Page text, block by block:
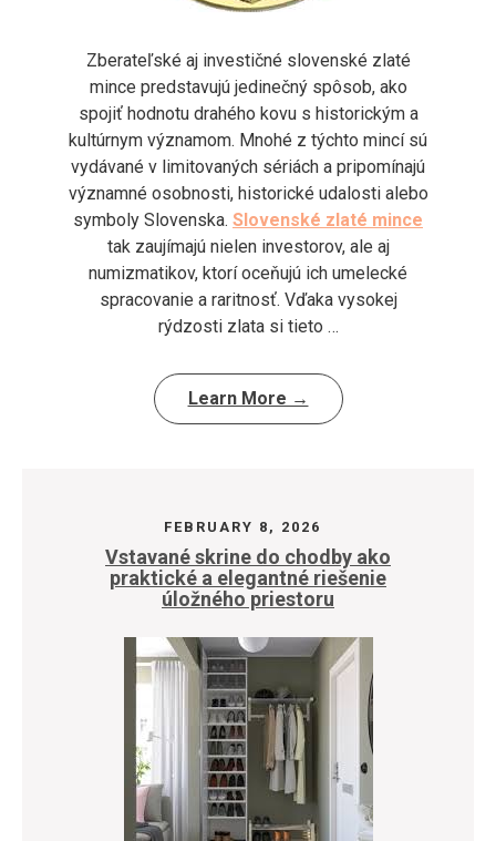
Zberateľské aj investičné slovenské zlaté
mince predstavujú jedinečný spôsob, ako
spojiť hodnotu drahého kovu s historickým a
kultúrnym významom. Mnohé z týchto mincí sú
vydávané v limitovaných sériách a pripomínajú
významné osobnosti, historické udalosti alebo
symboly Slovenska. Slovenské zlaté mince
tak zaujímajú nielen investorov, ale aj
numizmatikov, ktorí oceňujú ich umelecké
spracovanie a raritnosť. Vďaka vysokej
rýdzosti zlata si tieto …
Learn More →
FEBRUARY 8, 2026
Vstavané skrine do chodby ako
praktické a elegantné riešenie
úložného priestoru